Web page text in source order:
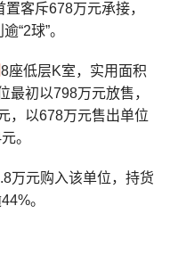
客斥678万元承接，
“2球”。
8座低层K室，实用面积
最初以798万元放售，
，以678万元售出单位
。
万元购入该单位，持货
。